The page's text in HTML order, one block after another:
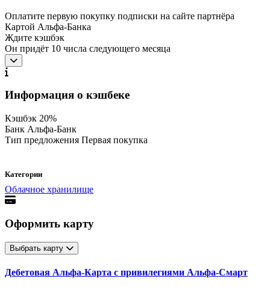
Оплатите первую покупку подписки на сайте партнёра
Картой Альфа-Банка
Ждите кэшбэк
Он придёт 10 числа следующего месяца
Информация о кэшбеке
Кэшбэк 20%
Банк Альфа-Банк
Тип предложения Первая покупка
Категории
Облачное хранилище
Оформить карту
Выбрать карту
Дебетовая Альфа‑Карта с привилегиями Альфа‑Смарт